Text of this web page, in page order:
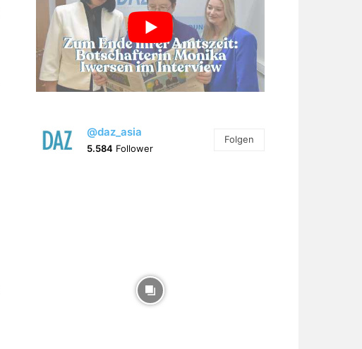
@daz_asia
5.584 Follower
Folgen